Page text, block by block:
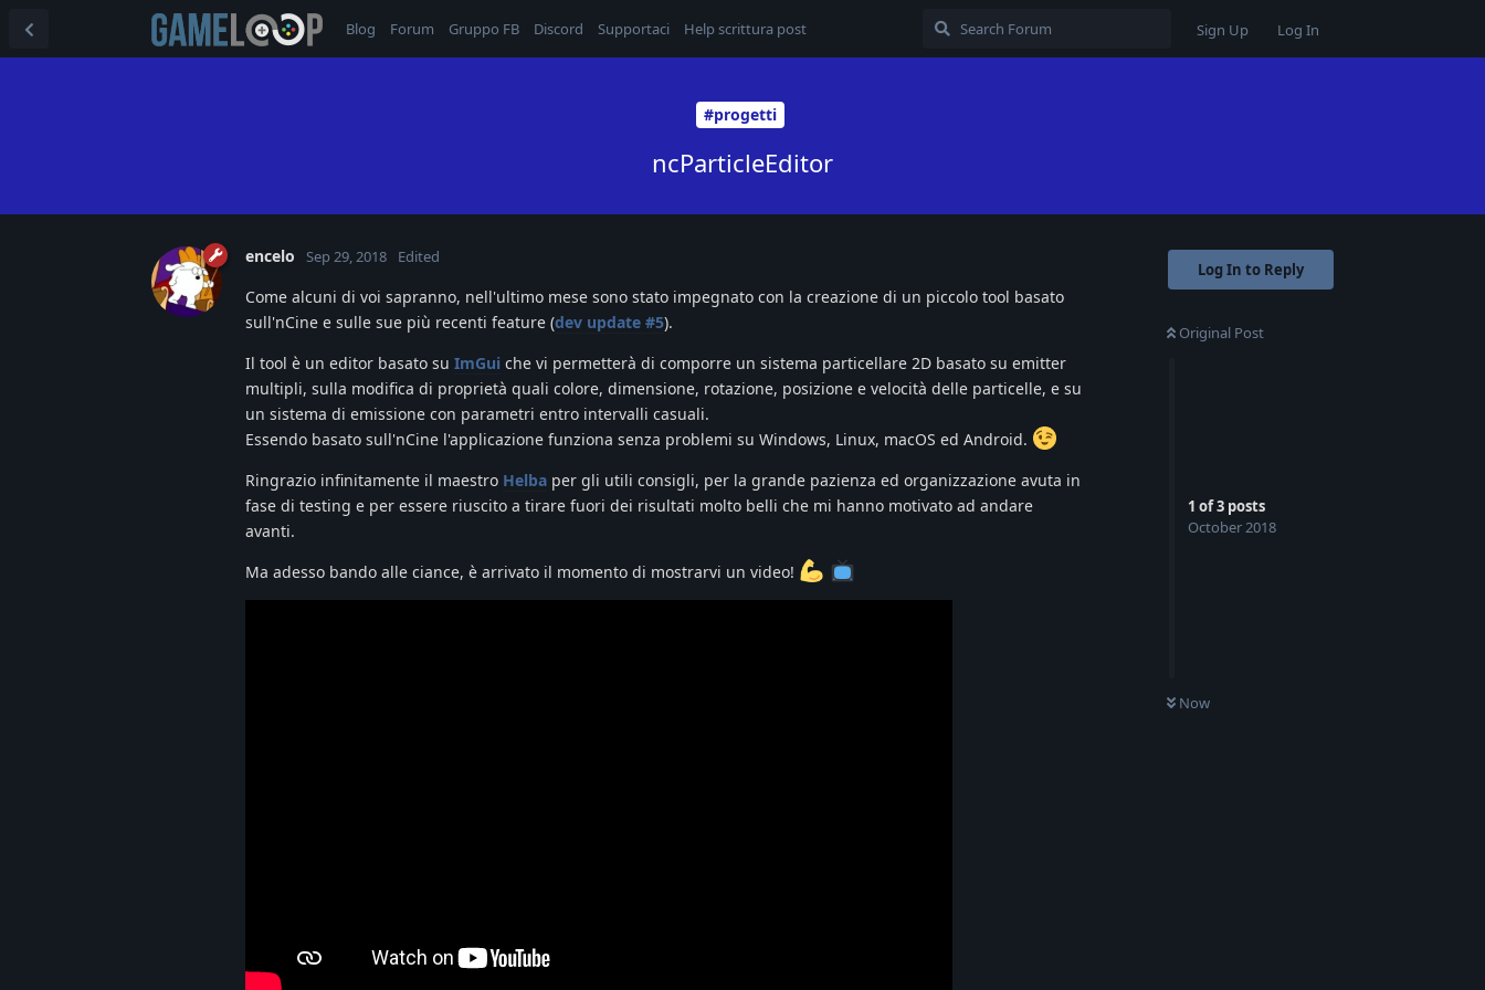
Blog Forum Gruppo FB Discord Supportaci Help scrittura post Sign Up Log In
#progetti
ncParticleEditor
Log In to Reply
Original Post
1 of3 posts
October 2018
Now
encelo Sep 29, 2018 Edited
Come alcuni di voi sapranno, nell'ultimo mese sono stato impegnato con la creazione di un piccolo tool basato
sull'nCine e sulle sue più recenti feature (dev update #5).
Il tool è un editor basato su ImGui che vi permetterà di comporre un sistema particellare 2D basato su emitter
multipli, sulla modifica di proprietà quali colore, dimensione, rotazione, posizione e velocità delle particelle, e su
un sistema di emissione con parametri entro intervalli casuali.
Essendo basato sull'nCine l'applicazione funziona senza problemi su Windows, Linux, macOS ed Android.
Ringrazio infinitamente il maestro Helba per gli utili consigli, per la grande pazienza ed organizzazione avuta in
fase di testing e per essere riuscito a tirare fuori dei risultati molto belli che mi hanno motivato ad andare
avanti.
Ma adesso bando alle ciance, è arrivato il momento di mostrarvi un video!